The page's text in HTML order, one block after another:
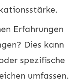
Erfahrungen
Dies kann
spezifische
umfassen.